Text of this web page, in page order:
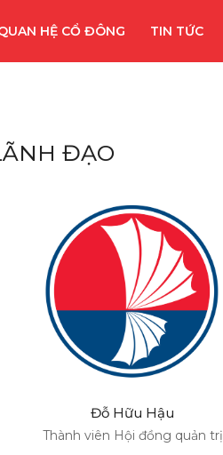
HỆ CỔ ĐÔNG TIN TỨC
ĐẠO
Đỗ Hữu Hậu
Thành viên Hội đồng quản trị